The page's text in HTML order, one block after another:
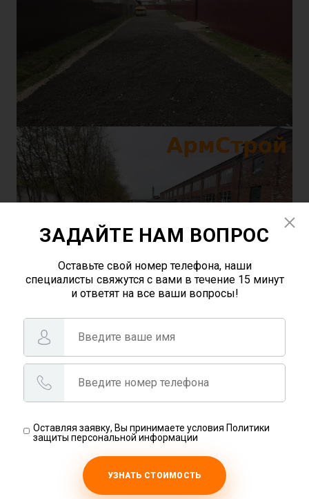
ЗАДАЙТЕ НАМ ВОПРОС
Оставьте свой номер телефона, наши
специалисты свяжутся с вами в течение 15 минут
и ответят на все ваши вопросы!
Оставляя заявку, Вы принимаете условия Политики
защиты персональной информации
УЗНАТЬ СТОИМОСТЬ